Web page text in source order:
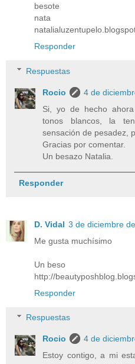
besote
nata
Responder
Respuestas
Rocio
4 de
Si, yo de hecho
tonos blancos, la
sensación de pesadez,
Gracias por comentar.
Un besazo Natalia.
Responder
D. Vidal 3 de diciembre
Me gusta muchísimo
Un beso
http://
Responder
Respuestas
Rocio
4 de
Estoy contigo, a mi